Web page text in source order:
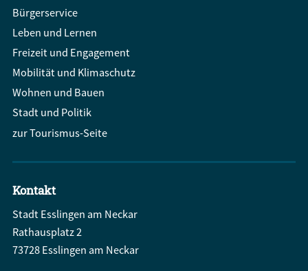
Bürgerservice
Leben und Lernen
Freizeit und Engagement
Mobilität und Klimaschutz
Wohnen und Bauen
Stadt und Politik
zur Tourismus-Seite
Kontakt
Stadt Esslingen am Neckar
Rathausplatz 2
73728 Esslingen am Neckar